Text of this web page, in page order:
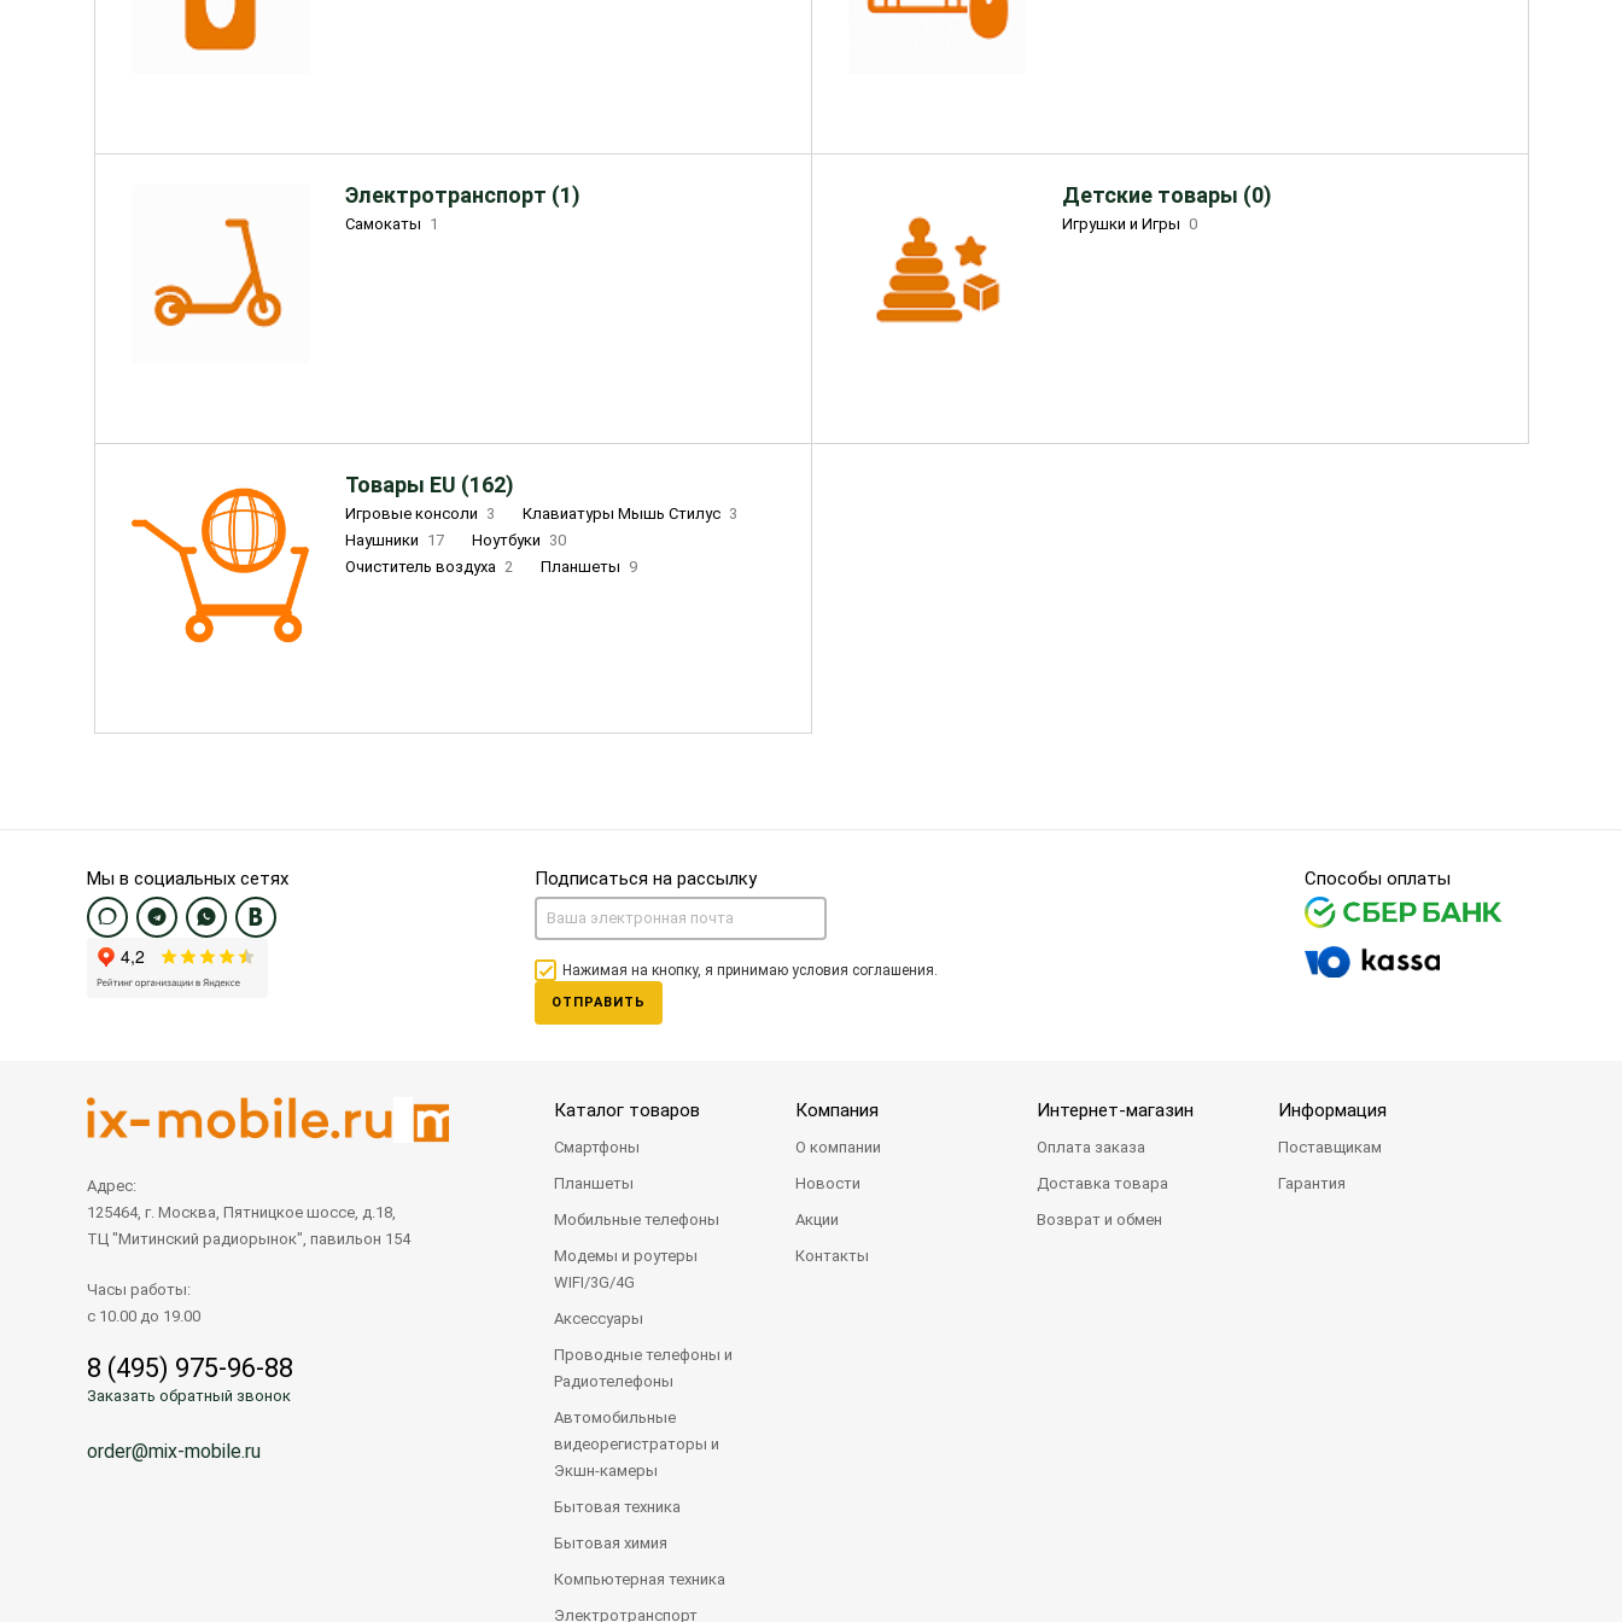
Электротранспорт (1)
Самокаты 1
Детские товары (0)
Игрушки и Игры 0
Товары EU (162)
Игровые консоли 3 Клавиатуры Мышь Стилус 3
Наушники 17 Ноутбуки 30
Очиститель воздуха 2 Планшеты 9
Мы в социальных сетях Подписаться на рассылку
Нажимая на кнопку, я принимаю условия соглашения.
ОТПРАВИТЬ
Способы оплаты
Адрес:
125464, г. Москва, Пятницкое шоссе, д.18,
ТЦ "Митинский радиорынок", павильон 154
Часы работы:
с 10.00 до 19.00
8 (495) 975-96-88
Заказать обратный звонок
order@mix-mobile.ru
Каталог товаров
Смартфоны
Планшеты
Мобильные телефоны
Модемы и роутеры
WIFI/3G/4G
Аксессуары
Проводные телефоны и
Радиотелефоны
Автомобильные
видеорегистраторы и
Экшн-камеры
Бытовая техника
Бытовая химия
Компьютерная техника
Электротранспорт
Компания
О компании
Новости
Акции
Контакты
Интернет-магазин
Оплата заказа
Доставка товара
Возврат и обмен
Информация
Поставщикам
Гарантия